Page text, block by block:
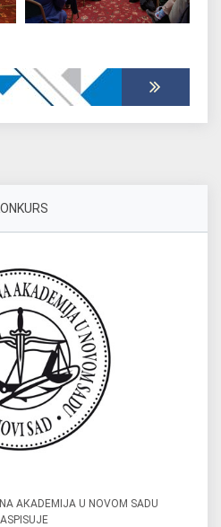
AКADEMIJA U NOVOM SADU